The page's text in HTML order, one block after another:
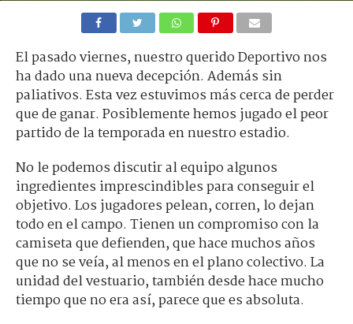
El pasado viernes, nuestro querido Deportivo nos
ha dado una nueva decepción. Además sin
paliativos. Esta vez estuvimos más cerca de perder
que de ganar. Posiblemente hemos jugado el peor
partido de la temporada en nuestro estadio.
No le podemos discutir al equipo algunos
ingredientes imprescindibles para conseguir el
objetivo. Los jugadores pelean, corren, lo dejan
todo en el campo. Tienen un compromiso con la
camiseta que defienden, que hace muchos años
que no se veía, al menos en el plano colectivo. La
unidad del vestuario, también desde hace mucho
tiempo que no era así, parece que es absoluta.